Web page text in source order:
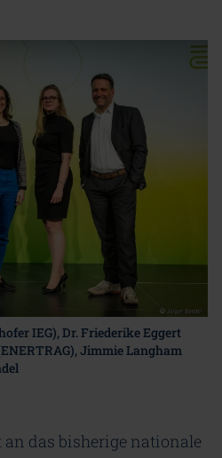
IEG), Dr. Friederike Eggert
Jimmie Langham
das bisherige nationale